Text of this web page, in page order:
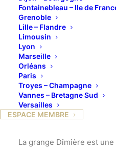
Fontainebleau – Ile de
Grenoble
Lille – Flandre
Limousin
Lyon
Marseille
Orléans
Paris
Troyes – Champagne
Vannes – Bretagne Sud
Versailles
ESPACE MEMBRE
Notre dernière sortie
année autour du lac de
avait été fixé à la « grange
La grange Dîmière est